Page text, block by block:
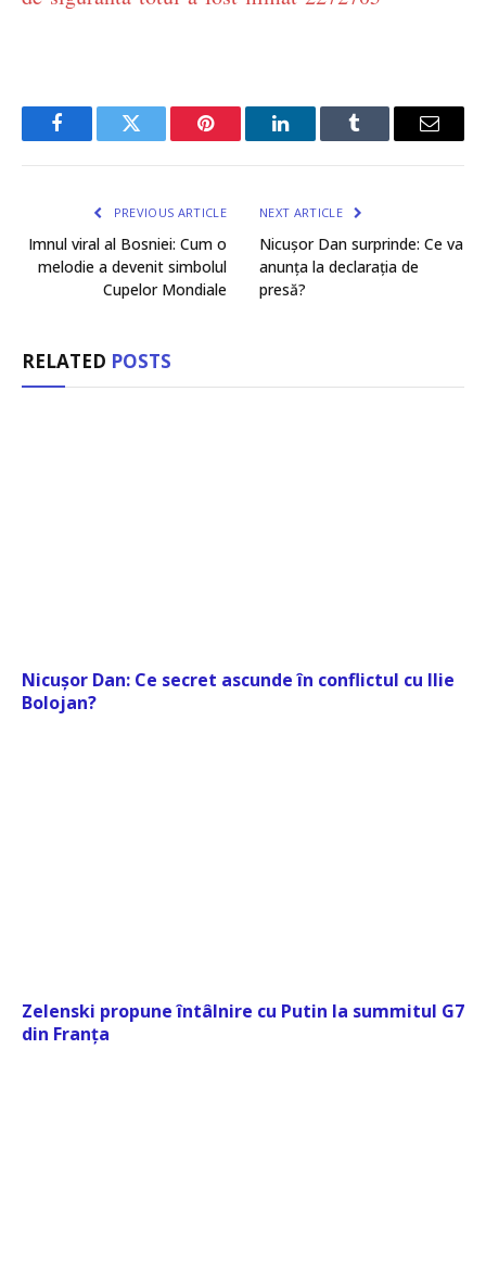
FacebookTwitter Pinterest LinkedInTumblr Email
PREVIOUS ARTICLE
Imnul viral al Bosniei: Cum o
melodie a devenit simbolul
Cupelor Mondiale
NEXT ARTICLE
Nicușor Dan surprinde: Ce va
anunța la declarația de
presă?
RELATED POSTS
Nicușor Dan: Ce secret ascunde în conflictul cu Ilie
Bolojan?
Zelenski propune întâlnire cu Putin la summitul G7
din Franța